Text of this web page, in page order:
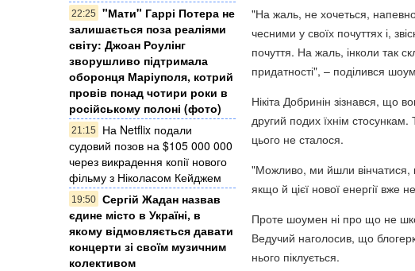
22:25
"Мати" Гаррі Потера не
залишається поза реаліями
світу: Джоан Роулінг
зворушливо підтримала
оборонця Маріуполя, котрий
провів понад чотири роки в
російському полоні (фото)
21:15
На Netflix подали
судовий позов на $105 000 000
через викрадення копії нового
фільму з Ніколасом Кейджем
19:50 Сергій Жадан назвав
єдине місто в Україні, в
якому відмовляється давати
концерти зі своїм музичним
колективом
"На жаль, не хочеться,
чесними у своїх почуттях і,
почуття. На жаль, інколи так
придатності", – поділився
Нікіта Добринін зізнався, що
другий подих їхнім
цього не сталося.
"Можливо, ми йшли вінчатися,
якщо й цієї нової енергії вже
Проте шоумен ні про що не
Ведучий наголосив, що
нього піклується.